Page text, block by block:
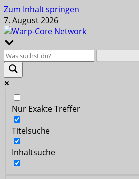
Zum Inhalt springen
7. August 2026
Nur Exakte Treffer
Titelsuche
Inhaltsuche